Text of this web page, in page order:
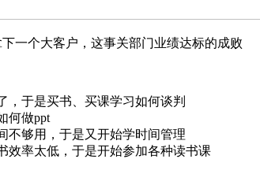
一个大客户，这事关部门业绩达标的成败
，于是买书、买课学习如何谈判
何做ppt
不够用，于是又开始学时间管理
效率太低，于是开始参加各种读书课